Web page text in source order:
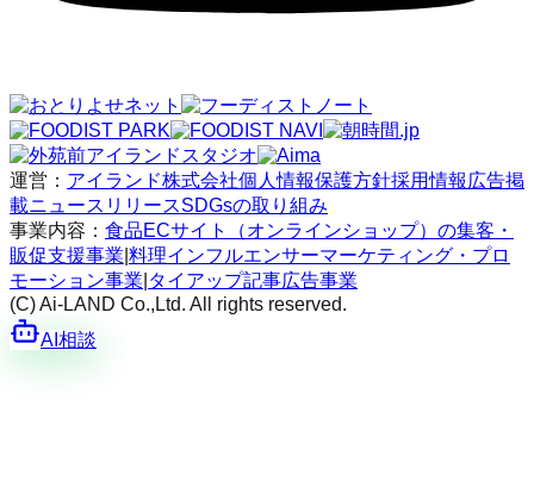
運営： アイランド株式会社個人情報保護方針採用情報 広告掲
載ニュースリリースSDGsの取り組み
事業内容： 食品ECサイト（オンラインショップ）の集客・
販促支援事業 料理インフルエンサーマーケティング・プロ
モーション事業 タイアップ記事広告事業
(C) Ai-LAND Co.,Ltd. All rights reserved.
AI相談